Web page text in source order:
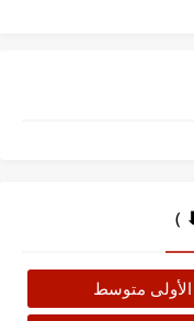
)
الأولى متوسط